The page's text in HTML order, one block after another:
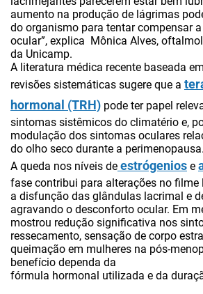
aumento na produção de lágrimas
do organismo para tentar compensar
ocular”, explica Mônica Alves,
da Unicamp.
A literatura médica recente baseada
revisões sistemáticas sugere que a
hormonal (TRH) pode terpapel
sintomas sistêmicos do climatério e,
modulação dos sintomas oculares
do olho seco durante a perimenopausa.
A queda nos níveis de estrógenios e
fase contribui para alterações no filme
a disfunção das glândulas lacrimal e
agravando o desconforto ocular. Em
mostrou redução significativa nos
ressecamento, sensação de corpo
queimação em mulheres na pós-
benefício dependa da
fórmula hormonal utilizada e da